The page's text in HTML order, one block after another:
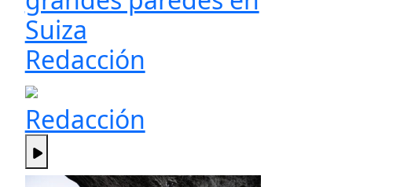
Suiza
Redacción
Redacción